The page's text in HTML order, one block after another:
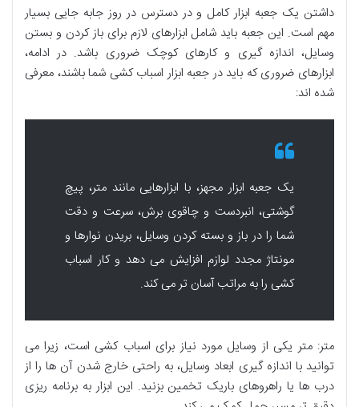
داشتن یک جعبه ابزار کامل ودر دسترس در روزجابه جایی بسیار
مهم است. این جعبه باید شامل ابزارهای لازم برایباز کردن و بستن
وسایل، اندازه گیری وکارهای کوچک ضروری باشد. در ادامه،
ابزارهای ضروریکه باید درجعبه ابزار اسباب کشی شما باشند، معرفی
شده اند:
یک جعبه ابزار مجهز، با ابزارهایی مانند متر، پیچ
گوشتی، انبردست و چاقوی برش، سرعت و دقت
شما را در باز و بسته کردن وسایل، بریدن نوارها و
مونتاژ مجدد لوازم افزایش می دهد و کار اسباب
کشی را به مراتب آسان تر می کند.
متر:متریکی از وسایل مورد نیاز برای اسباب کشی است، زیرا می
توانید با اندازه گیری ابعاد وسایل، به راحتی خارج شدن آن ها را از
درب هایا راهروهای باریک تخمین بزنید. این ابزاربهبرنامه ریزی